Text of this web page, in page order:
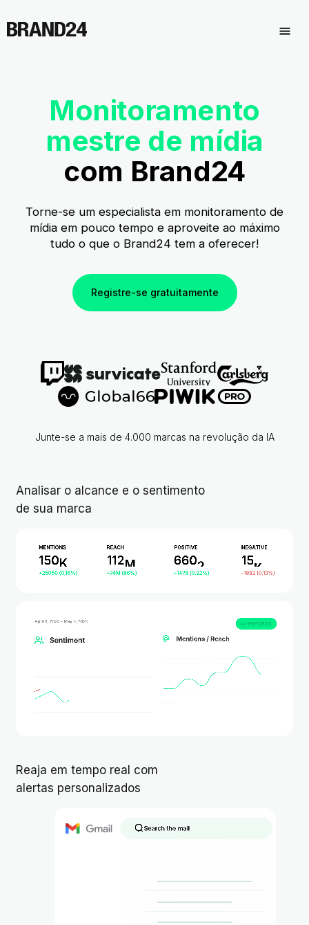
Monitoramento
mestre de mídia
com Brand24
Torne-se um especialista em monitoramento de
mídia em pouco tempo e aproveite ao máximo
tudo o que o Brand24 tem a oferecer!
Registre-se gratuitamente
Junte-se a mais de 4.000 marcas na revolução da IA
Analisar o alcance e o sentimento
de sua marca
Reaja em tempo real com
alertas personalizados